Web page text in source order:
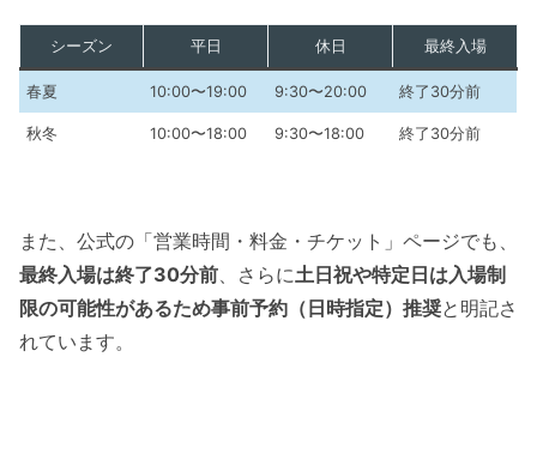
シーズン 平日 休日 最終入場
春夏 10:00〜19:00 9:30〜20:00 終了30分前
秋冬 10:00〜18:00 9:30〜18:00 終了30分前
また、公式の「営業時間・料金・チケット」ページでも、
最終入場は終了30分前 、さらに土日祝や特定日は入場制
限の可能性があるため事前予約（日時指定）推奨と明記さ
れています。